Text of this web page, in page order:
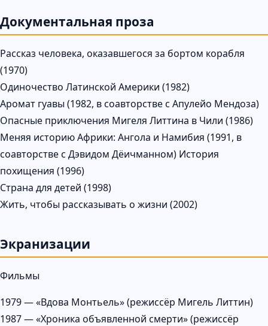
Документальная проза
Рассказ человека, оказавшегося за бортом корабля
(1970)
Одиночество Латинской Америки (1982)
Аромат гуавы (1982, в соавторстве с Апулейо Мендоза)
Опасные приключения Мигеля Литтина в Чили (1986)
Меняя историю Африки: Ангола и Намибия (1991, в
соавторстве с Дэвидом Дёичманном) История
похищения (1996)
Страна для детей (1998)
Жить, чтобы рассказывать о жизни (2002)
Экранизации
Фильмы
1979 — «Вдова Монтьель» (режиссёр Мигель Литтин)
1987 — «Хроника объявленной смерти» (режиссёр